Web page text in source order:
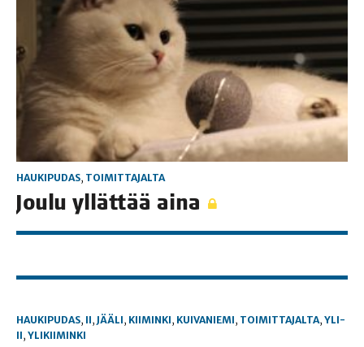
HAUKIPUDAS, TOIMITTAJALTA
Jou­lu yllät­tää aina
HAUKIPUDAS, II, JÄÄLI, KIIMINKI, KUIVANIEMI, TOIMITTAJALTA, YLI-
II, YLIKIIMINKI